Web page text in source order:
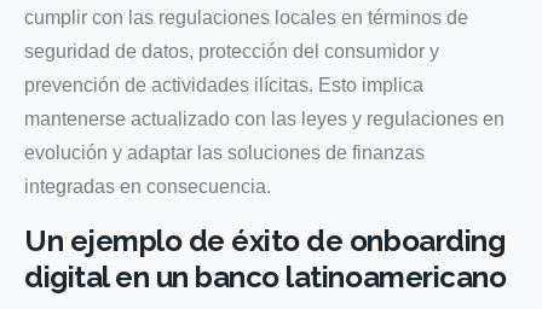
cumplir con las regulaciones locales en términos de
seguridad de datos, protección del consumidor y
prevención de actividades ilícitas. Esto implica
mantenerse actualizado con las leyes y regulaciones en
evolución y adaptar las soluciones de finanzas
integradas en consecuencia.
Un ejemplo de éxito de onboarding
digital en un banco latinoamericano